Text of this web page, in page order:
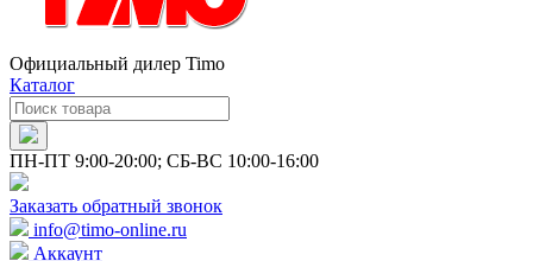
Официальный дилер Timo
Каталог
ПН-ПТ 9:00-20:00; СБ-ВС 10:00-16:00
Заказать обратный звонок
info@timo-online.ru
Аккаунт